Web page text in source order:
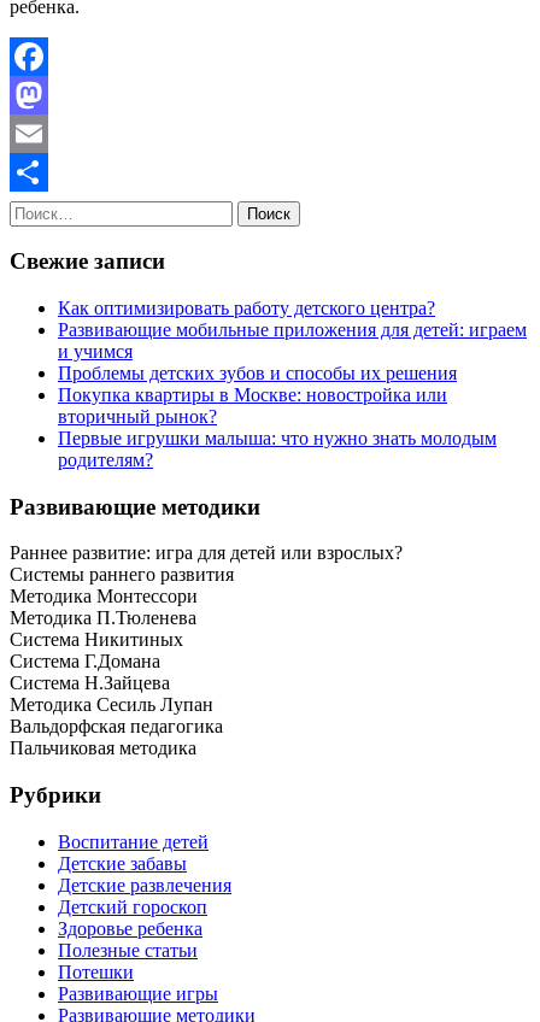
ребенка.
Facebook
Mastodon
Email
Отправить
Найти:
Свежие записи
Как оптимизировать работу детского центра?
Развивающие мобильные приложения для детей: играем
и учимся
Проблемы детских зубов и способы их решения
Покупка квартиры в Москве: новостройка или
вторичный рынок?
Первые игрушки малыша: что нужно знать молодым
родителям?
Развивающие методики
Раннее развитие: игра для детей или взрослых?
Системы раннего развития
Методика Монтессори
Методика П.Тюленева
Система Никитиных
Система Г.Домана
Система Н.Зайцева
Методика Сесиль Лупан
Вальдорфская педагогика
Пальчиковая методика
Рубрики
Воспитание детей
Детские забавы
Детские развлечения
Детский гороскоп
Здоровье ребенка
Полезные статьи
Потешки
Развивающие игры
Развивающие методики